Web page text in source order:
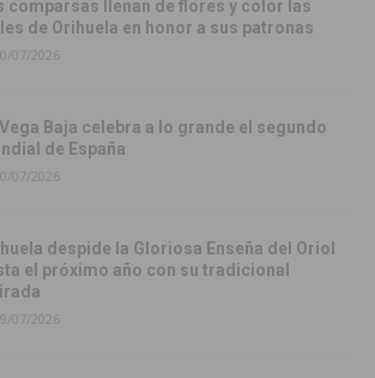
comparsas llenan de flores y color las
de Orihuela en honor a sus patronas
07/2026
Vega Baja celebra a lo grande el segundo
de España
07/2026
despide la Gloriosa Enseña del Oriol
el próximo año con su tradicional
07/2026